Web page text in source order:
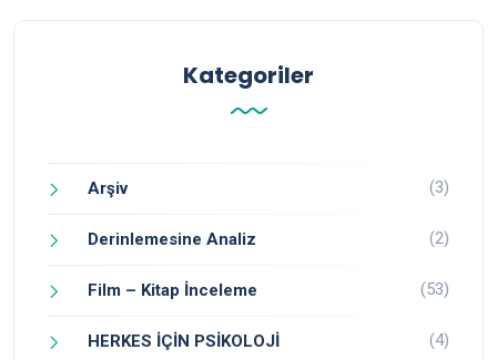
Kategoriler
Arşiv (3)
Derinlemesine Analiz (2)
Film – Kitap İnceleme (53)
HERKES İÇİN PSİKOLOJİ (4)